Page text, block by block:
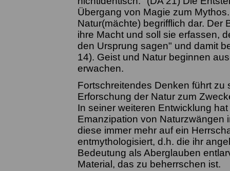
Übergang von Magie zum
Natur(mächte) begrifflich dar. Der
ihre Macht und soll sie erfassen,
den Ursprung sagen" und damit
14). Geist und Natur beginnen
erwachen.
Fortschreitendes Denken führt
Erforschung der Natur zum
In seiner weiteren Entwicklung
Emanzipation von Naturzwängen
diese immer mehr auf ein
entmythologisiert, d.h. die ihr
Bedeutung als Aberglauben
Material, das zu beherrschen ist.